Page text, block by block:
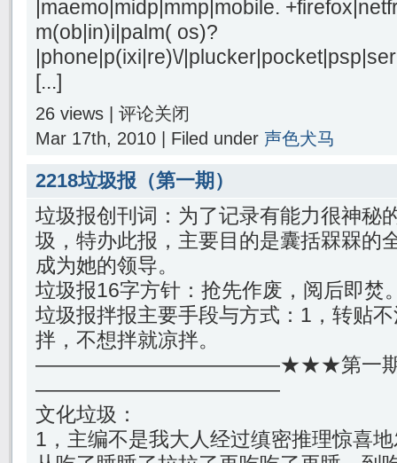
|maemo|midp|mmp|mobile.
m(ob|in)i|palm( os)?
|phone|p(ixi|re)\/
[...]
26 views | 评论关闭
Mar 17th, 2010 | Filed under 声色犬马
2218垃圾报（第一期）
垃圾报创刊词：为了记录有能力很神秘
圾，特办此报，主要目的是囊括槑槑的
成为她的领导。
垃圾报16字方针：抢先作废，阅后即焚
垃圾报拌报主要手段与方式：1，转贴
拌，不想拌就凉拌。
————————————★★★第一期
————————————
文化垃圾：
1，主编不是我大人经过缜密推理惊喜